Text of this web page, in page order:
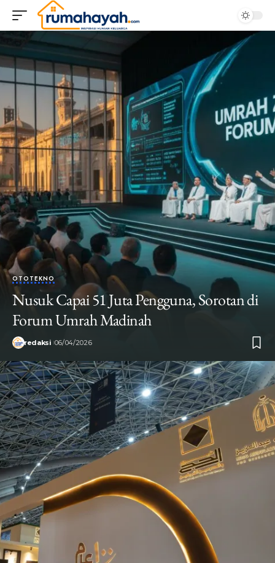
OTOTEKNO
Nusuk Capai 51 Juta Pengguna, Sorotan di
Forum Umrah Madinah
redaksi 06/04/2026